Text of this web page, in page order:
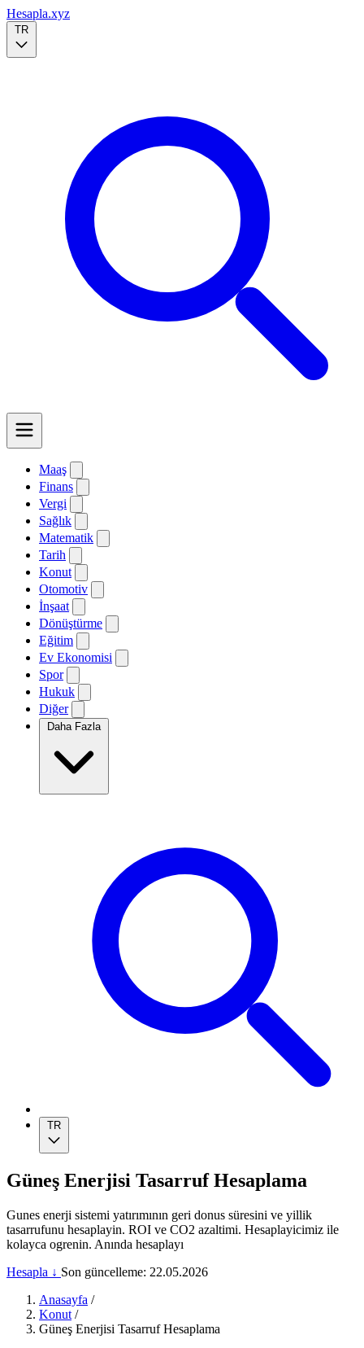
Hesapla.xyz
TR
Maaş
Finans
Vergi
Sağlık
Matematik
Tarih
Konut
Otomotiv
İnşaat
Dönüştürme
Eğitim
Ev Ekonomisi
Spor
Hukuk
Diğer
Daha Fazla
TR
Güneş Enerjisi Tasarruf Hesaplama
Gunes enerji sistemi yatırımının geri donus süresini ve yillik
tasarrufunu hesaplayin. ROI ve CO2 azaltimi. Hesaplayicimiz ile
kolayca ogrenin. Anında hesaplayı
Hesapla ↓ Son güncelleme: 22.05.2026
Anasayfa /
Konut /
Güneş Enerjisi Tasarruf Hesaplama